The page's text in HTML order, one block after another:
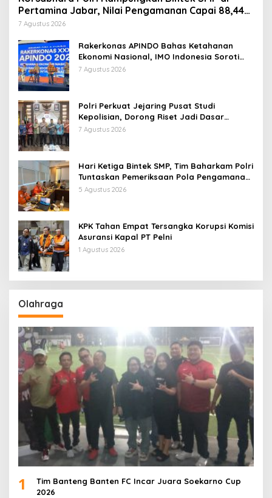
Pertamina Jabar, Nilai Pengamanan Capai 88,44
Persen
7 Agustus 2026
Rakerkonas APINDO Bahas Ketahanan
Ekonomi Nasional, IMO Indonesia Soroti
Pentingnya Kolaborasi Lintas Sektor
7 Agustus 2026
Polri Perkuat Jejaring Pusat Studi
Kepolisian, Dorong Riset Jadi Dasar
Kebijakan dan Inovasi
7 Agustus 2026
Hari Ketiga Bintek SMP, Tim Baharkam Polri
Tuntaskan Pemeriksaan Pola Pengamanan
Pertamina Patra Niaga Jabar
5 Agustus 2026
KPK Tahan Empat Tersangka Korupsi Komisi
Asuransi Kapal PT Pelni
1 Agustus 2026
Olahraga
1
Tim Banteng Banten FC Incar Juara Soekarno Cup
2026